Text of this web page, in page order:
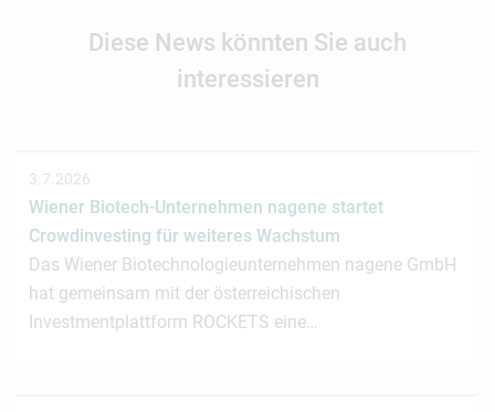
Diese News könnten Sie auch
interessieren
3.7.2026
Wiener Biotech-Unternehmen nagene startet
Crowdinvesting für weiteres Wachstum
Das Wiener Biotechnologieunternehmen nagene GmbH
hat gemeinsam mit der österreichischen
Investmentplattform ROCKETS eine…